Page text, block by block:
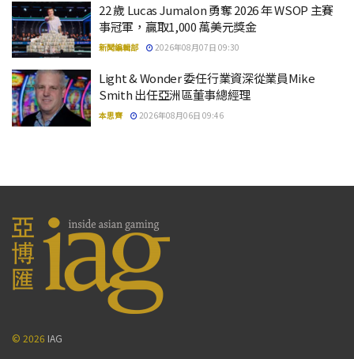
22 歲 Lucas Jumalon 勇奪 2026 年 WSOP 主賽
事冠軍，贏取1,000 萬美元獎金
新聞編輯部 2026年08月07日 09:30
Light & Wonder 委任行業資深從業員Mike
Smith 出任亞洲區董事總經理
本思齊 2026年08月06日 09:46
© 2026 IAG